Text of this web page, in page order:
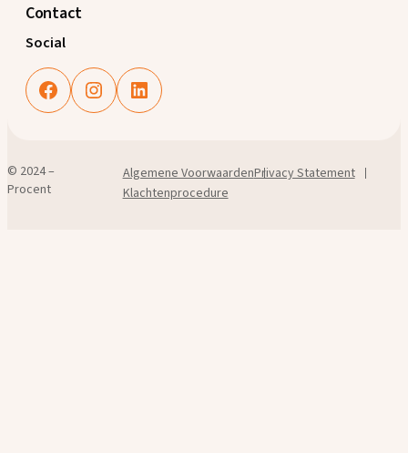
Contact
Social
FacebookInstagramLinkedIn
© 2024 –
Procent
Algemene VoorwaardenPrivacy Statement
Klachtenprocedure